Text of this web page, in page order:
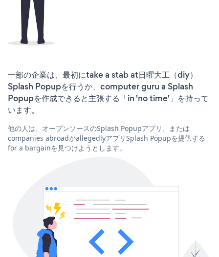
一部の企業は、最初にtake a stab at日曜大工（diy）
Splash Popupを行うか、computer guru a Splash
Popupを作成できると主張する「in 'no time'」を持って
います。
他の人は、オープンソースのSplash Popupアプリ、または
companies abroadがallegedlyアプリSplash Popupを提供する
for a bargainを見つけようとします。